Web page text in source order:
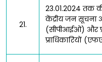
21.
23.01.2024 तक
केंद्रीय जन सूचना
(सीपीआईओ) और
प्राधिकारियों